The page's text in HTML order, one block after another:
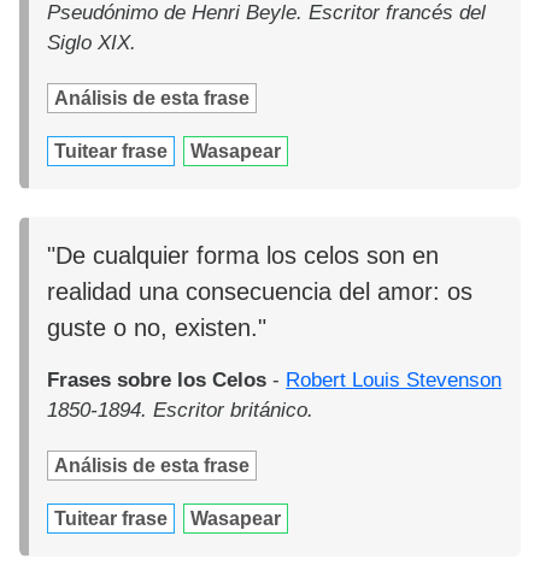
Pseudónimo de Henri Beyle. Escritor francés del
Siglo XIX.
Análisis de esta frase
Tuitear frase Wasapear
"De cualquier forma los celos son en
realidad una consecuencia del amor: os
guste o no, existen."
Frases sobre los Celos - Robert Louis Stevenson
1850-1894. Escritor británico.
Análisis de esta frase
Tuitear frase Wasapear